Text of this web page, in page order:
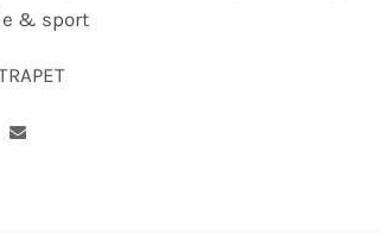
& sport